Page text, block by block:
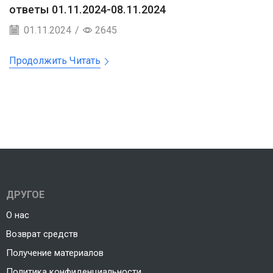
ответы 01.11.2024-08.11.2024
01.11.2024 / 2645
Продолжить Читать
ДРУГОЕ
О нас
Возврат средств
Получение материалов